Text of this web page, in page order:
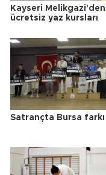
Kayseri Melikgazi'den
ücretsiz yaz kursları
Satrançta Bursa farkı